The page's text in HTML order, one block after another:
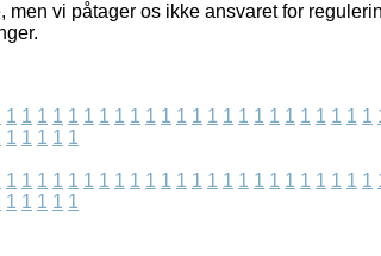
vi påtager os ikke ansvaret for
1 1 1 1 1 1 1 1 1 1 1 1 1 1 1 1 1 1 1 1 1 1 1 1
1 1 1 1 1
1 1 1 1 1 1 1 1 1 1 1 1 1 1 1 1 1 1 1 1 1 1 1 1
1 1 1 1 1